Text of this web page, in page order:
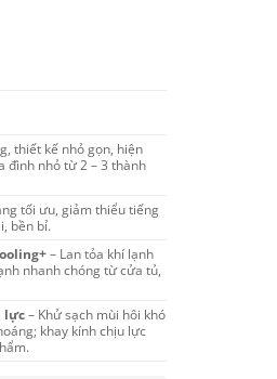
thiết kế nhỏ gọn, hiện
đình nhỏ từ 2 – 3 thành
tối ưu, giảm thiểu tiếng
bền bỉ.
– Lan tỏa khí lạnh
nhanh chóng từ cửa tủ,
lực– Khử sạch mùi hôi khó
khay kính chịu lực